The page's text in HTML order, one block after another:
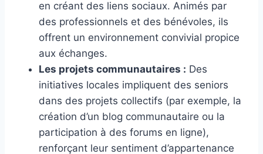
en créant des liens sociaux. Animés par
des professionnels et des bénévoles, ils
offrent un environnement convivial propice
aux échanges.
Les projets communautaires : Des
initiatives locales impliquent des seniors
dans des projets collectifs (par exemple, la
création d’un blog communautaire ou la
participation à des forums en ligne),
renforçant leur sentiment d’appartenance